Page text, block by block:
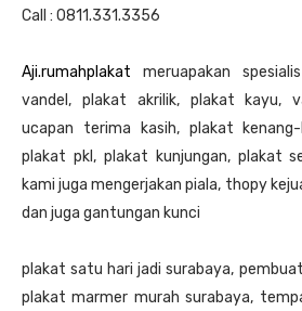
Call : 0811.331.3356
Aji.rumahplakat meruapakan
vandel, plakat akrilik, plakat kayu,
ucapan terima kasih, plakat
plakat pkl, plakat kunjungan, plakat
kami juga mengerjakan piala, thopy
dan juga gantungan kunci
plakat satu hari jadi surabaya,
plakat marmer murah surabaya,